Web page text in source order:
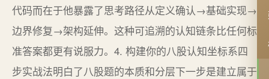
代码而在于他暴露了思考路径从定义确认→基础实现→
边界修复→架构延伸。这种可追溯的认知链条比任何标
准答案都更有说服力。4. 构建你的八股认知坐标系四
步实战法明白了八股题的本质和分层下一步是建立属于